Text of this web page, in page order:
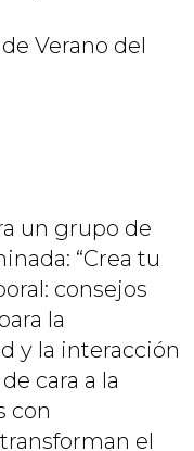
Verano del
un grupo de
“Crea tu
consejos
la
y la interacción
cara a la
con
el